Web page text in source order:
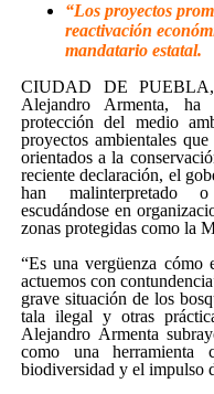
“Los proyectos
reactivación
mandatario estatal.
CIUDAD DE
Alejandro Armenta,
protección del medio
proyectos ambientales
orientados a la
reciente declaración, el
han malinterpretado
escudándose en
zonas protegidas como la
“Es una vergüenza
actuemos con
grave situación de los
tala ilegal y otras
Alejandro Armenta
como una herramienta
biodiversidad y el impulso